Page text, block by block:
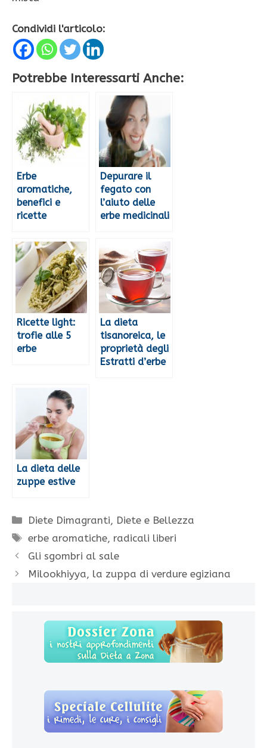
Condividi l'articolo:
Potrebbe Interessarti Anche:
Erbe
aromatiche,
benefici e
ricette
Depurare il
fegato con
l’aiuto delle
erbe medicinali
Ricette light:
trofie alle 5
erbe
La dieta
tisanoreica, le
proprietà degli
Estratti d’erbe
La dieta delle
zuppe estive
Categorie
Diete Dimagranti, Diete e Bellezza
Tag
erbe aromatiche, radicali liberi
Gli sgombri al sale
Milookhiyya, la zuppa di verdure egiziana